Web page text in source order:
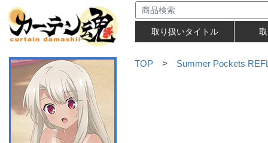
取り扱いタイトル
TOP > Summer Pockets